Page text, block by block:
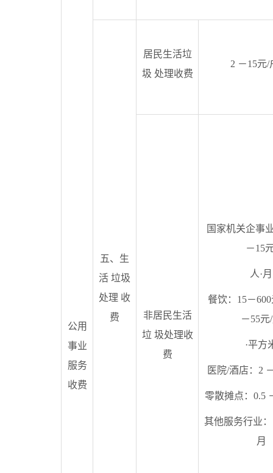
公用
事业
服务
收费
五、生
活 垃圾
处理 收
费
居民生活垃
圾 处理收费
2 －15元/
非居民生活
垃 圾处理收
费
国家机关企事
－15
人·月
餐饮：15－
－55元
·平方
医院/酒店：2
零散摊点：0.5
其他服务行业
月